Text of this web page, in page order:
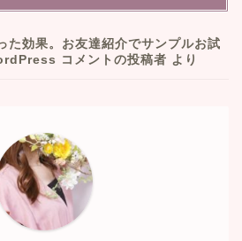
た効果。お友達紹介でサンプルお試
コメントの投稿者 より